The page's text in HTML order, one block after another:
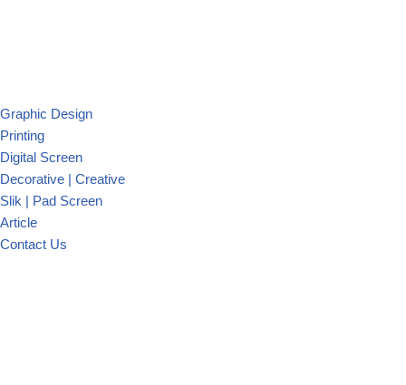
Graphic Design
Printing
Digital Screen
Decorative | Creative
Slik | Pad Screen
Article
Contact Us